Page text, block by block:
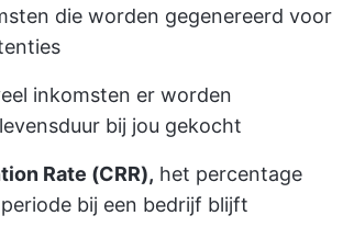
die worden gegenereerd voor
inkomsten er worden
bij jou gekocht
Rate (CRR), het percentage
bij een bedrijf blijft